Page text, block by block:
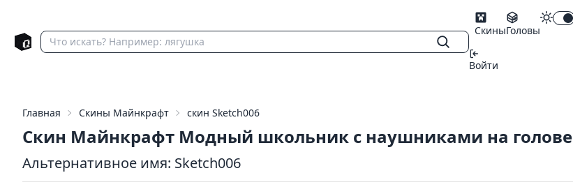
СкиныГоловы
Войти
Главная Скины Майнкрафт скин Sketch006
Скин Майнкрафт Модный школьник с наушниками на голове
Альтернативное имя: Sketch006